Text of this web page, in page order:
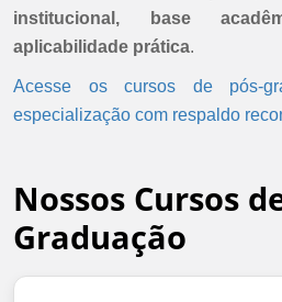
institucional, base
aplicabilidade prática.
Acesse os cursos de pós-
especialização com respaldo
Nossos Cursos
Graduação